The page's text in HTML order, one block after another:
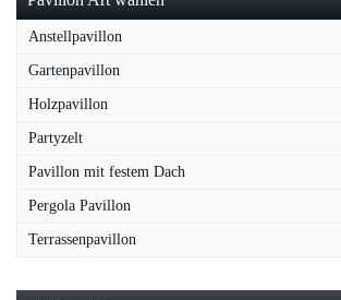
Anstellpavillon
Gartenpavillon
Holzpavillon
Partyzelt
Pavillon mit festem Dach
Pergola Pavillon
Terrassenpavillon